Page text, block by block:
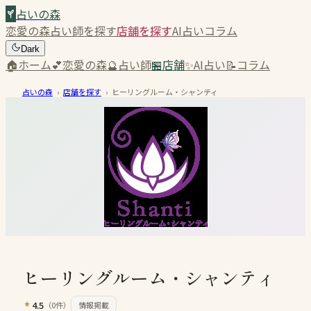
占いの森
恋愛の森占い師を探す店舗を探すAI占いコラム
Dark
🏠ホーム💕恋愛の森🔮占い師🏪店舗✨AI占い📝コラム
占いの森 › 店舗を探す › ヒーリングルーム・シャンティ
ヒーリングルーム・シャンティ
4.5 （0件） 情報掲載